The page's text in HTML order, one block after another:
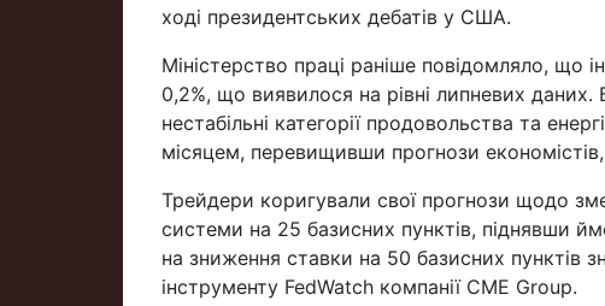
ході президентських дебатів у США.
Міністерство праці раніше повідомляло, що
0,2%, що виявилося на рівні липневих
нестабільні категорії продовольства та
місяцем, перевищивши прогнози
Трейдери коригували свої прогнози щодо
системи на 25 базисних пунктів, піднявши
на зниження ставки на 50 базисних пунктів
інструменту FedWatch компанії CME Group.